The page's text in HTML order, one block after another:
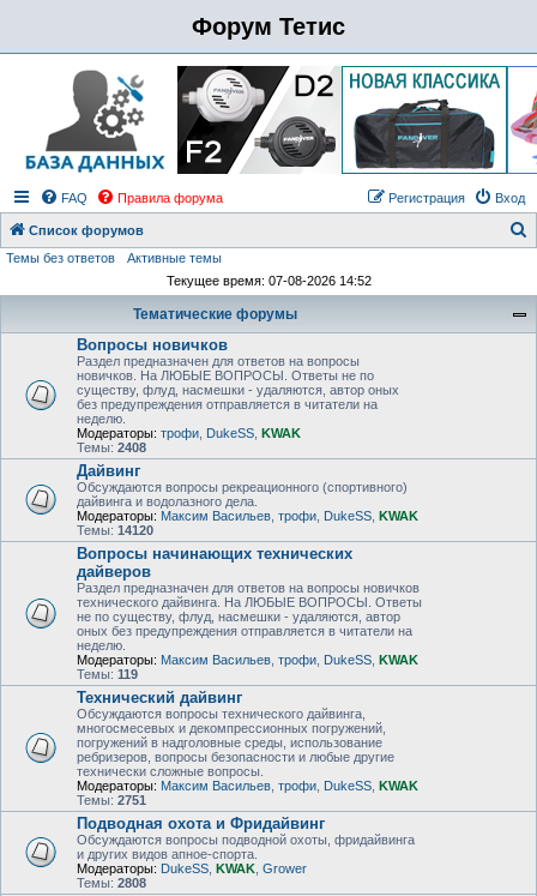
Форум Тетис
FAQ Правила форума Вход
Регистрация
Список форумов
Темы без ответов
Активные темы
Текущее время: 07-08-2026 14:52
Тематические форумы
Вопросы новичков
Раздел предназначен для ответов на вопросы
новичков. На ЛЮБЫЕ ВОПРОСЫ. Ответы не по
существу, флуд, насмешки - удаляются, автор оных
без предупреждения отправляется в читатели на
неделю.
Модераторы: трофи DukeSS KWAK
Темы: 2408
Дайвинг
Обсуждаются вопросы рекреационного (спортивного)
дайвинга и водолазного дела.
Модераторы: Максим Васильев трофи DukeSS KWAK
Темы: 14120
Вопросы начинающих технических
дайверов
Раздел предназначен для ответов на вопросы новичков
технического дайвинга. На ЛЮБЫЕ ВОПРОСЫ. Ответы
не по существу, флуд, насмешки - удаляются, автор
оных без предупреждения отправляется в читатели на
неделю.
Модераторы: Максим Васильев трофи DukeSS KWAK
Темы: 119
Технический дайвинг
Обсуждаются вопросы технического дайвинга,
многосмесевых и декомпрессионных погружений,
погружений в надголовные среды, использование
ребризеров, вопросы безопасности и любые другие
технически сложные вопросы.
Модераторы: Максим Васильев трофи DukeSS KWAK
Темы: 2751
Подводная охота и Фридайвинг
Обсуждаются вопросы подводной охоты, фридайвинга
и других видов апное-спорта.
Модераторы: DukeSS KWAK Grower
Темы: 2808